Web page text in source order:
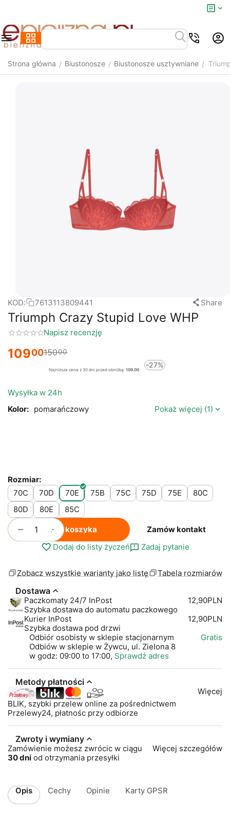
Strona główna / Biustonosze / Biustonosze usztywniane /
KOD: 7613113809441 Share
Triumph Crazy Stupid Love WHP
Napisz recenzję
1090015000
Najniższa cena z 30 dni przed obniżką: 109.00
-27%
Wysyłka w 24h
Kolor: pomarańczowy Pokaż więcej (1)
Rozmiar:
70C
70D 70E 75B 75C 75D 75E
80C
80D
80E 85C
+
− Do koszyka
Zamów kontakt
Dodaj do listy życzeń
Zadaj pytanie
Zobacz wszystkie warianty jako listę Tabela rozmiarów
Dostawa
Paczkomaty 24/7 InPost
Szybka dostawa do automatu paczkowego
12,90PLN
Kurier InPost
Szybka dostawa pod drzwi
12,90PLN
Odbiór osobisty w sklepie stacjonarnym
Odbiów w sklepie w Żywcu, ul. Zielona 8
w godz: 09:00 to 17:00, Sprawdź adres
Gratis
Metody płatności
BLIK, szybki przelew online za pośrednictwem
Przelewy24, płatnośc przy odbiorze
Więcej
Zwroty i wymiany
Zamówienie możesz zwrócic w ciągu
30 dni od otrzymania przesyłki
Więcej szczegółów
Opis Cechy Opinie Karty GPSR